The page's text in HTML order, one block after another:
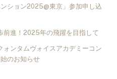
ション2025@東京」参加申し込
前進！2025年の飛躍を目指して
ンタムヴォイスアカデミーコン
のお知らせ